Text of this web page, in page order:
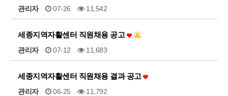
관리자 07-26 11,542
세종지역자활센터 직원채용 공고
관리자 07-12 11,683
세종지역자활센터 직원채용 결과 공고
관리자 06-25 11,792